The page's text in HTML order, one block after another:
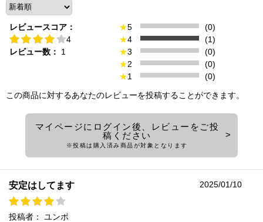
レビュースコア：
4
レビュー数：
1
★5
(0)
★4
(1)
★3
(0)
★2
(0)
★1
(0)
この商品に対するあなたのレビューを投稿することができます。
マイページにログイン後、レビューをご投
稿ください
※投稿は購入済み商品が対象となります
安定はしてます 2025/01/10
投稿者： ユンボ